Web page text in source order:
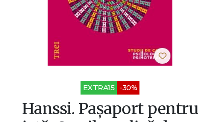
EXTRA15 -30%
Hanssi. Pașaport pentru